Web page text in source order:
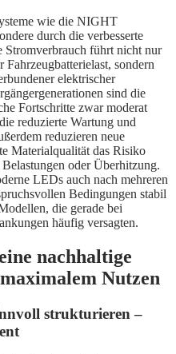
wie die NIGHT
durch die verbesserte
Stromverbrauch führt nicht nur
sondern
elektrischer
sind die
Fortschritte zwar moderat
reduzierte Wartung und
reduzieren neue
Materialqualität das Risiko
oder Überhitzung.
LEDs auch nach mehreren
Bedingungen stabil
die gerade bei
häufig versagten.
nachhaltige
Nutzen
strukturieren –